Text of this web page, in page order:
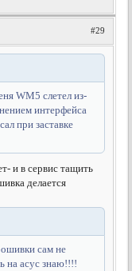
#29
WM5 слетел из-
интерфейса
при заставке
и в сервис тащить
делается
сам не
на асус знаю!!!!